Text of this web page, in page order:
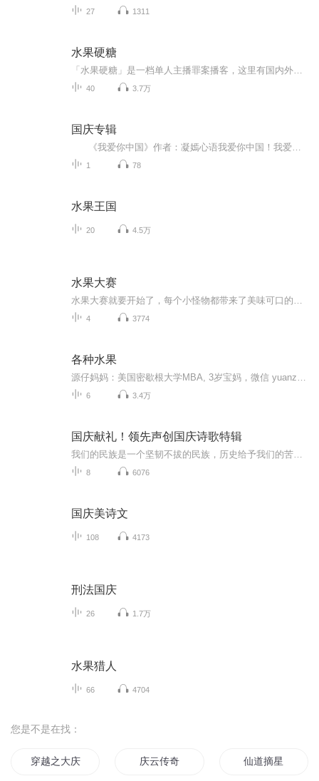
27 1311
水果硬糖
40 3.7万
国庆专辑
1 78
水果王国
20 4.5万
水果大赛
4 3774
各种水果
6 3.4万
国庆献礼！领先声创国庆诗歌特辑
8 6076
国庆美诗文
108 4173
刑法国庆
26 1.7万
水果猎人
66 4704
您是不是在找：
穿越之大庆帝国 庆云传奇 仙道摘星